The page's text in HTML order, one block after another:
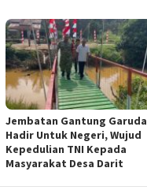
Jembatan Gantung Garuda
Hadir Untuk Negeri, Wujud
Kepedulian TNI Kepada
Masyarakat Desa Darit